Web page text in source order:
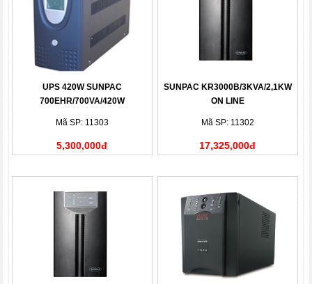
UPS 420W SUNPAC
700EHR/700VA/420W
Mã SP: 11303
5,300,000đ
SUNPAC KR3000B/3KVA/2,1KW
ON LINE
Mã SP: 11302
17,325,000đ